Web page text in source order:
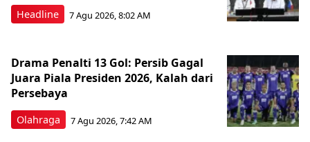
Headline 7 Agu 2026, 8:02 AM
Olahraga
Drama Penalti 13 Gol: Persib Gagal
Juara Piala Presiden 2026, Kalah dari
Persebaya
7 Agu 2026, 7:42 AM